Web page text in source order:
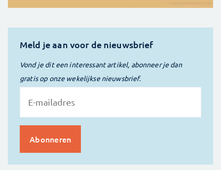
Meld je aan voor de nieuwsbrief
Vond je dit een interessant artikel, abonneer je dan
gratis op onze wekelijkse nieuwsbrief.